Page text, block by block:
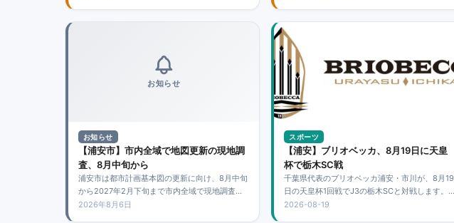
お知らせ
お知らせ
【浦安市】市内全域で地図更新の現地調
査、8月中旬から
浦安市は都市計画基本図の更新に向け、8月中旬
から2027年2月下旬まで市内全域で現地調査を
実施します。調査員は腕章と身分証明書を携帯
2026年8月6日
スポーツ
【浦安】ブリオベッカ、8月19日に天皇
杯で栃木SC戦
千葉県代表のブリオベッカ浦安・市川が、8月19
日の天皇杯1回戦でJ3の栃木SCと対戦します。
会場は宇都宮市のカンセキスタジアムとちぎ
2026-08-19